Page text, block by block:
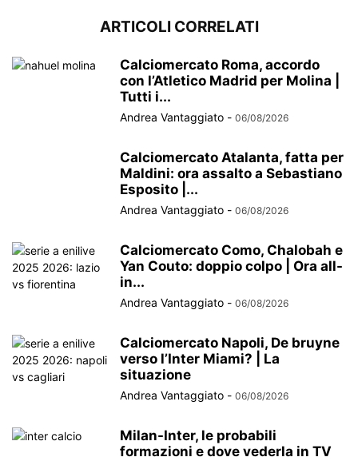
ARTICOLI CORRELATI
Calciomercato Roma, accordo
con l’Atletico Madrid per Molina |
Tutti i...
Andrea Vantaggiato - 06/08/2026
Calciomercato Atalanta, fatta per
Maldini: ora assalto a Sebastiano
Esposito |...
Andrea Vantaggiato - 06/08/2026
Calciomercato Como, Chalobah e
Yan Couto: doppio colpo | Ora all-
in...
Andrea Vantaggiato - 06/08/2026
Calciomercato Napoli, De bruyne
verso l’Inter Miami? | La
situazione
Andrea Vantaggiato - 06/08/2026
Milan-Inter, le probabili
formazioni e dove vederla in TV